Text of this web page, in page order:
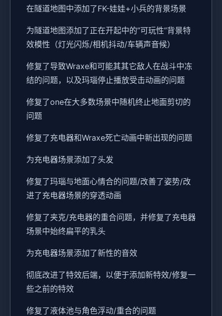
在隧道地图中添加了FK-娃娃+小兵的背景场景
为隧道地图添加了正在开起中的”可玩性”背景特
效模性（灯光闪烁/相机抖动/车辆声音候）
修复了导致Wraxe和可能其其它敌人在战斗中冻
结的问题，以及玛瑙停止播放受击动画的问题
修复了one在大多数场景中随机终止地面剪切的
问题
修复了充电器和Wraxe死亡动画中新出现的问题
为充电器场景添加了头发
修复了玛瑙与地面心情合的问题/改善了姿势/改
进了充电器场景的穿透动画
修复了夹克/充电器的重合问题，并修复了充电器
场景中始终扁平的乳头
为充电器场景添加了新性的音效
彻底改进了特效后端，以便于添加新特效/修复一
些之前的特效
修复了液体池与角色浮动/重合的问题